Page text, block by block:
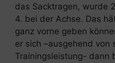
das Sacktragen, wurde
4. bei der Achse. Das
ganz vorne geben
er sich –ausgehend von
Trainingsleistung- dann